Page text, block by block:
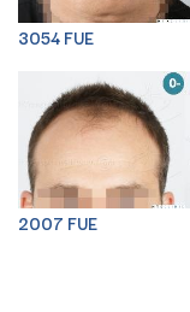
3054 FUE
2007 FUE